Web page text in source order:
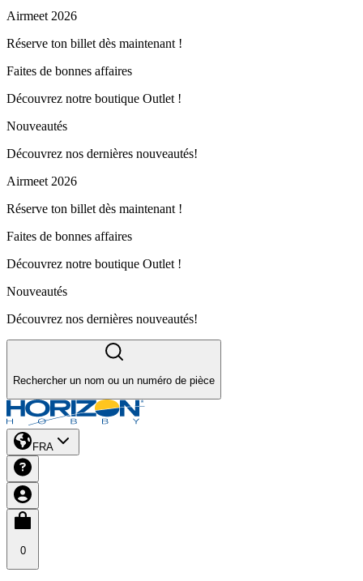
Airmeet 2026
Réserve ton billet dès maintenant !
Faites de bonnes affaires
Découvrez notre boutique Outlet !
Nouveautés
Découvrez nos dernières nouveautés!
Airmeet 2026
Réserve ton billet dès maintenant !
Faites de bonnes affaires
Découvrez notre boutique Outlet !
Nouveautés
Découvrez nos dernières nouveautés!
Rechercher un nom ou un numéro de pièce
FRA
0